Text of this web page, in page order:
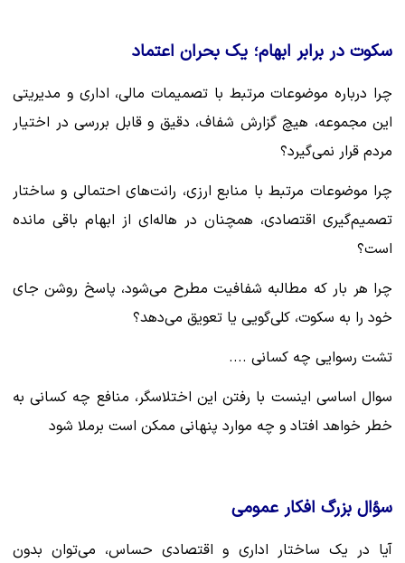
‌سکوت در برابر ابهام؛ یک بحران اعتماد‌
چرا درباره موضوعات مرتبط با تصمیمات مالی، اداری و مدیریتی
این مجموعه، هیچ گزارش شفاف، دقیق و قابل بررسی در اختیار
مردم قرار نمی‌گیرد؟
چرا موضوعات مرتبط با منابع ارزی، رانت‌های احتمالی و ساختار
تصمیم‌گیری اقتصادی، همچنان در هاله‌ای از ابهام باقی مانده
است؟
چرا هر بار که مطالبه شفافیت مطرح می‌شود، پاسخ روشن جای
خود را به سکوت، کلی‌گویی یا تعویق می‌دهد؟
تشت رسوایی چه کسانی ....
سوال اساسی اینست با رفتن این اختلاسگر، منافع چه کسانی به
خطر خواهد افتاد و چه موارد پنهانی ممکن است برملا شود
‌سؤال بزرگ افکار عمومی‌
آیا در یک ساختار اداری و اقتصادی حساس، می‌توان بدون